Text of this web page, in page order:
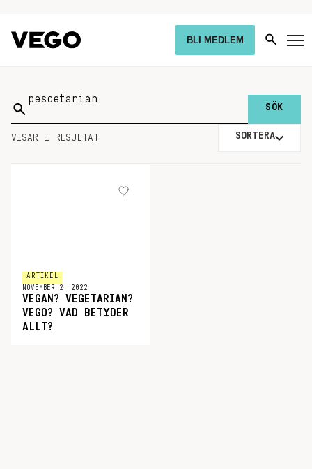
BLI MEDLEM
Sök
på:
VISAR 1 RESULTAT SORTERA
ARTIKEL
NOVEMBER 2, 2022
VEGAN? VEGETARIAN?
VEGO? VAD BETYDER
ALLT?